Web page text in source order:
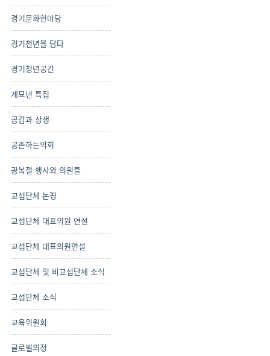
경기문화한마당
경기천년을 담다
경기청년공간
계묘년 특집
공감과 상생
공존하는의회
광복절 행사와 의원들
교섭단체 논평
교섭단체 대표의원 연설
교섭단체 대표의원연설
교섭단체 및 비교섭단체 소식
교섭단체 소식
교육위원회
글로벌의정